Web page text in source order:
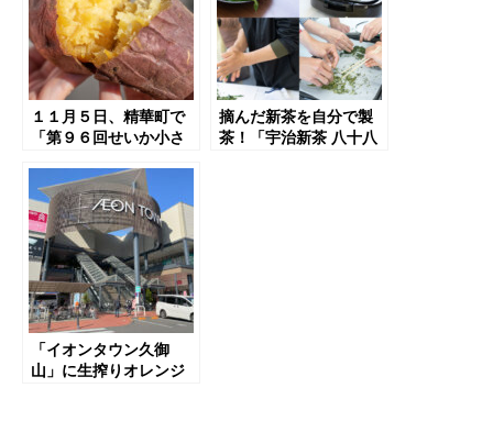
１１月５日、精華町で
「第９６回せいか小さ
策・芋堀り・秋の収穫
祭！
摘んだ新茶を自分で製
茶！「宇治新茶 八十八
「イオンタウン久御
山」に生搾りオレンジ